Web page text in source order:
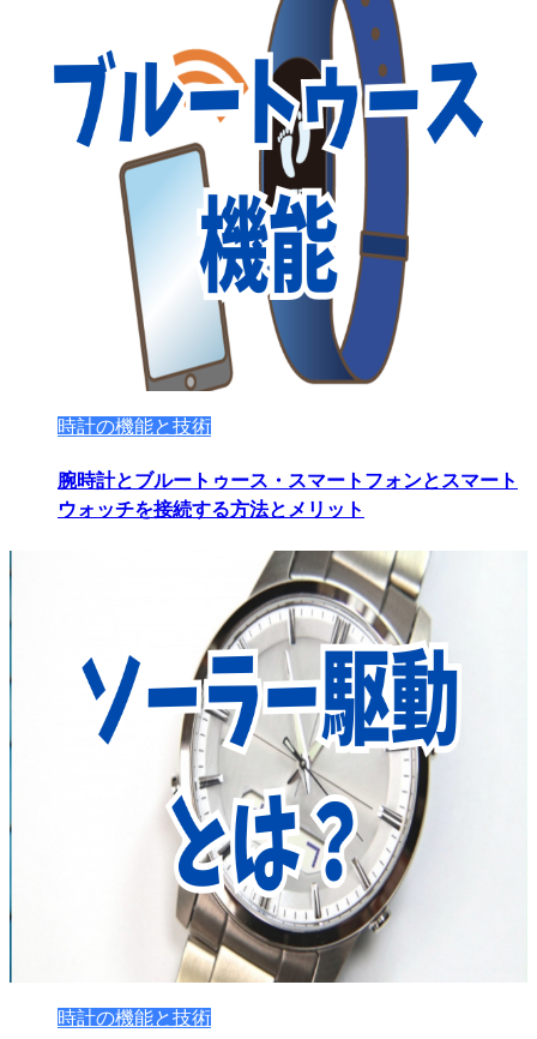
時計の機能と技術
腕時計とブルートゥース・スマートフォンとスマート
ウォッチを接続する方法とメリット
時計の機能と技術